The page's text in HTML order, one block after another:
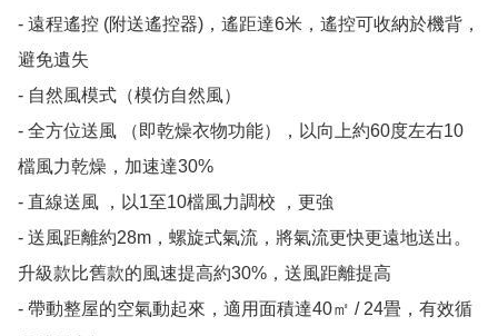
- 遠程遙控 (附送遙控器)，遙距達6米，遙控可收納於機背，
避免遺失
- 自然風模式（模仿自然風）
- 全方位送風 （即乾燥衣物功能），以向上約60度左右10
檔風力乾燥，加速達30%
- 直線送風 ，以1至10檔風力調校 ，更強
- 送風距離約28m，螺旋式氣流，將氣流更快更遠地送出。
升級款比舊款的風速提高約30%，送風距離提高
- 帶動整屋的空氣動起來，適用面積達40㎡ / 24畳，有效循